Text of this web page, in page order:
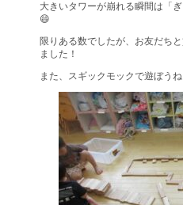
大きいタワーが崩れる瞬間は「
😄
限りある数でしたが、お友だち
ました！
また、スギックモックで遊ぼうね